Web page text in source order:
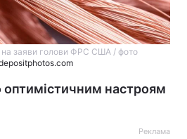
на заяви голови ФРС США / фото
настроям
Реклама